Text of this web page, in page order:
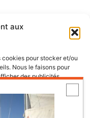
aux
cookies pour stocker et/ou
Nous le faisons pour
des publicités
nous autorisera à
de navigation ou les ID
de retirer son
fonctonnalités et
bateaux
les
à vérifier